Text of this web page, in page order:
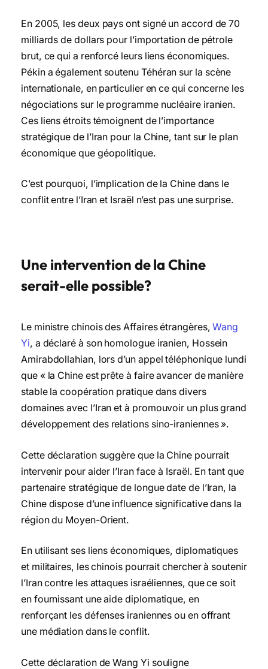
En 2005, les deux pays ont signé un accord de 70
milliards de dollars pour l’importation de pétrole
brut, ce qui a renforcé leurs liens économiques.
Pékin a également soutenu Téhéran sur la scène
internationale, en particulier en ce qui concerne les
négociations sur le programme nucléaire iranien.
Ces liens étroits témoignent de l’importance
stratégique de l’Iran pour la Chine, tant sur le plan
économique que géopolitique.
C’est pourquoi, l’implication de la Chine dans le
conflit entre l’Iran et Israël n’est pas une surprise.
Une intervention de la Chine
serait-elle possible?
Le ministre chinois des Affaires étrangères,Wang
Yi, a déclaré à son homologue iranien, Hossein
Amirabdollahian, lors d’un appel téléphonique lundi
que « la Chine est prête à faire avancer de manière
stable la coopération pratique dans divers
domaines avec l’Iran et à promouvoir un plus grand
développement des relations sino-iraniennes ».
Cette déclaration suggère que la Chine pourrait
intervenir pour aider l’Iran face à Israël. En tant que
partenaire stratégique de longue date de l’Iran, la
Chine dispose d’une influence significative dans la
région du Moyen-Orient.
En utilisant ses liens économiques, diplomatiques
et militaires, les chinois pourrait chercher à soutenir
l’Iran contre les attaques israéliennes, que ce soit
en fournissant une aide diplomatique, en
renforçant les défenses iraniennes ou en offrant
une médiation dans le conflit.
Cette déclaration de Wang Yi souligne